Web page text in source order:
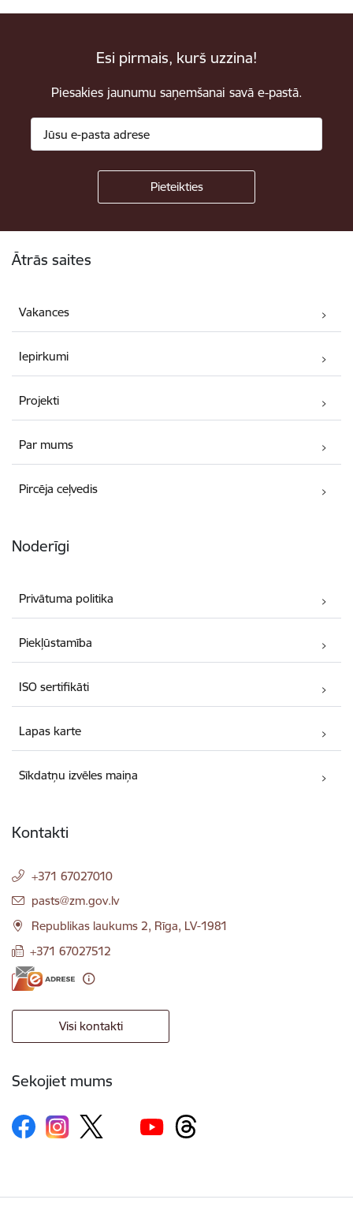
Esi pirmais, kurš uzzina!
Piesakies jaunumu saņemšanai savā e-pastā.
Ātrās saites
Vakances
Iepirkumi
Projekti
Par mums
Pircēja ceļvedis
Noderīgi
Privātuma politika
Piekļūstamība
ISO sertifikāti
Lapas karte
Sīkdatņu izvēles maiņa
Kontakti
+371 67027010
E-pasts:
pasts@zm.gov.lv
Republikas laukums 2, Rīga, LV-1981
+371 67027512
Visi kontakti
Sekojiet mums